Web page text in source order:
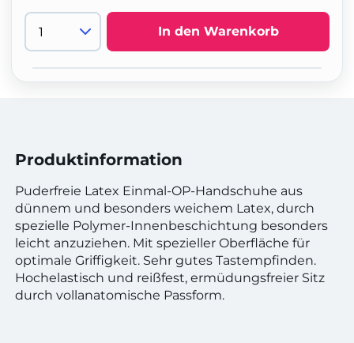
In den Warenkorb
Produktinformation
Puderfreie Latex Einmal-OP-Handschuhe aus
dünnem und besonders weichem Latex, durch
spezielle Polymer-Innenbeschichtung besonders
leicht anzuziehen. Mit spezieller Oberfläche für
optimale Griffigkeit. Sehr gutes Tastempfinden.
Hochelastisch und reißfest, ermüdungsfreier Sitz
durch vollanatomische Passform.